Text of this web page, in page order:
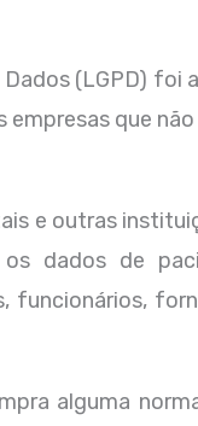
(LGPD)
empresas que
e outras
dados de
funcionários,
alguma